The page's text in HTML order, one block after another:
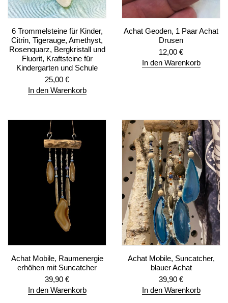
6 Trommelsteine für Kinder,
Citrin, Tigerauge, Amethyst,
Rosenquarz, Bergkristall und
Fluorit, Kraftsteine für
Kindergarten und Schule
25,00 €
In den Warenkorb
Achat Geoden, 1 Paar Achat
Drusen
12,00 €
In den Warenkorb
Achat Mobile, Raumenergie
erhöhen mit Suncatcher
39,90 €
In den Warenkorb
Achat Mobile, Suncatcher,
blauer Achat
39,90 €
In den Warenkorb